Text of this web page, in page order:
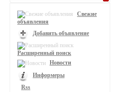
Свежие
объявления
Добавить объявление
Расширенный поиск
Новости
Информеры
Rss